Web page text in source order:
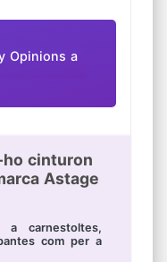
Opinions a
cinturon
Astage
carnestoltes,
com per a